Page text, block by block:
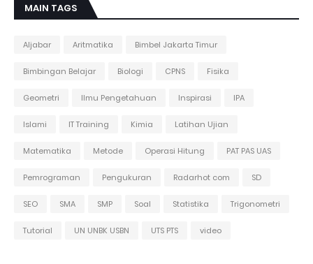
MAIN TAGS
Aljabar Aritmatika Bimbel Jakarta Timur
Bimbingan Belajar Biologi CPNS Fisika
Geometri Ilmu Pengetahuan Inspirasi IPA
Islami IT Training Kimia Latihan Ujian
Matematika Metode Operasi Hitung PAT PAS UAS
Pemrograman Pengukuran Radarhot com SD
SEO SMA SMP Soal Statistika Trigonometri
Tutorial UN UNBK USBN UTS PTS video